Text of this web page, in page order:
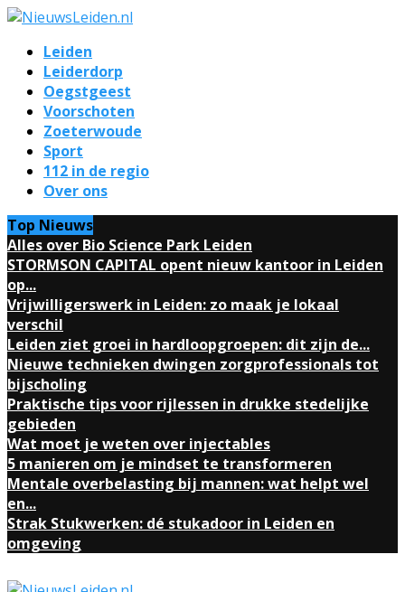
Leiden
Leiderdorp
Oegstgeest
Voorschoten
Zoeterwoude
Sport
112 in de regio
Over ons
Top Nieuws
Alles over Bio Science Park Leiden
STORMSON CAPITAL opent nieuw kantoor in Leiden
op...
Vrijwilligerswerk in Leiden: zo maak je lokaal
verschil
Leiden ziet groei in hardloopgroepen: dit zijn de...
Nieuwe technieken dwingen zorgprofessionals tot
bijscholing
Praktische tips voor rijlessen in drukke stedelijke
gebieden
Wat moet je weten over injectables
5 manieren om je mindset te transformeren
Mentale overbelasting bij mannen: wat helpt wel
en...
Strak Stukwerken: dé stukadoor in Leiden en
omgeving